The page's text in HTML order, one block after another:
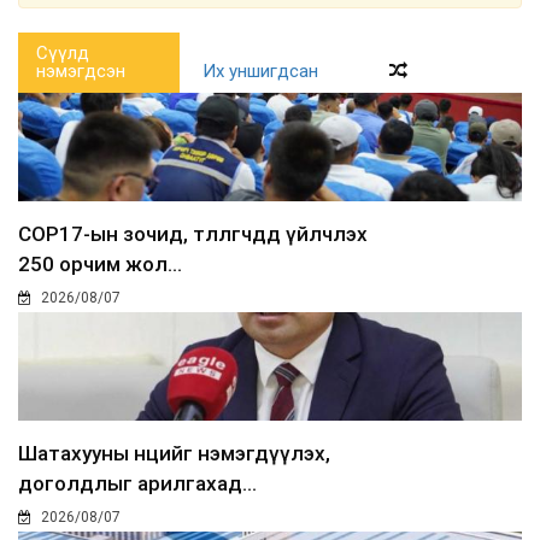
Сүүлд
нэмэгдсэн
Их уншигдсан
COP17-ын зочид, төлөөлөгчдөд үйлчлэх
250 орчим жол...
2026/08/07
Шатахууны нөөцийг нэмэгдүүлэх,
доголдлыг арилгахад...
2026/08/07